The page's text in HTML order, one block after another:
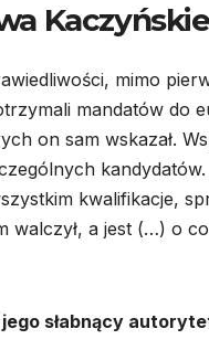
mimo
mandatów do
on sam wskazał.
kandydatów.
kwalifikacje,
walczył, a jest (…) o
słabnący